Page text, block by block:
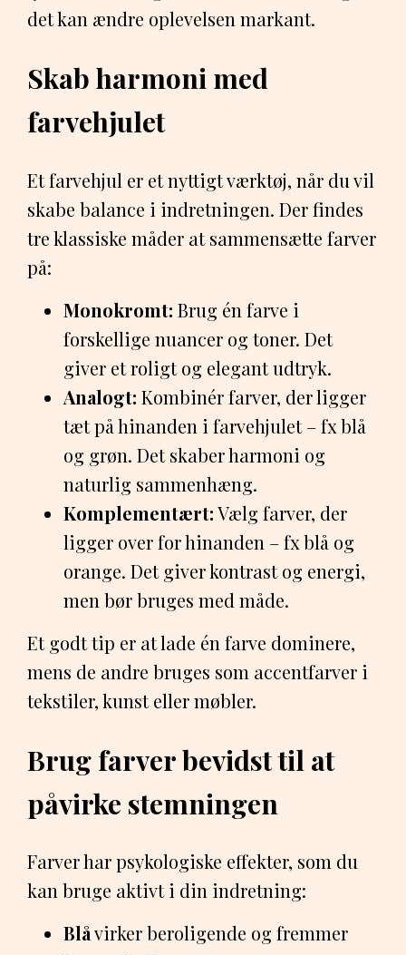
det kan ændre oplevelsen markant.
Skab harmoni med
farvehjulet
Et farvehjul er et nyttigt værktøj, når du vil
skabe balance i indretningen. Der findes
tre klassiske måder at sammensætte farver
på:
Monokromt: Brug én farve i
forskellige nuancer og toner. Det
giver et roligt og elegant udtryk.
Analogt: Kombinér farver, der ligger
tæt på hinanden i farvehjulet – fx blå
og grøn. Det skaber harmoni og
naturlig sammenhæng.
Komplementært:Vælg farver, der
ligger over for hinanden – fx blå og
orange. Det giver kontrast og energi,
men bør bruges med måde.
Et godt tip er at lade én farve dominere,
mens de andre bruges som accentfarver i
tekstiler, kunst eller møbler.
Brug farver bevidst til at
påvirke stemningen
Farver har psykologiske effekter, som du
kan bruge aktivt i din indretning:
Blåvirker beroligende og fremmer